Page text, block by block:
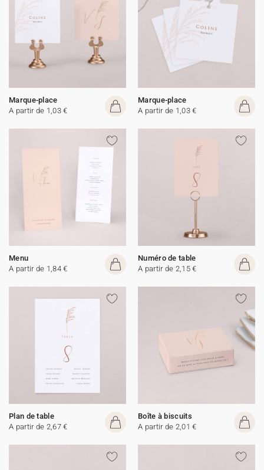
Marque-place
A partir de 1,03 €
Marque-place
A partir de 1,03 €
Menu
A partir de 1,84 €
Numéro de table
A partir de 2,15 €
Plan de table
A partir de 2,67 €
Boîte à biscuits
A partir de 2,01 €